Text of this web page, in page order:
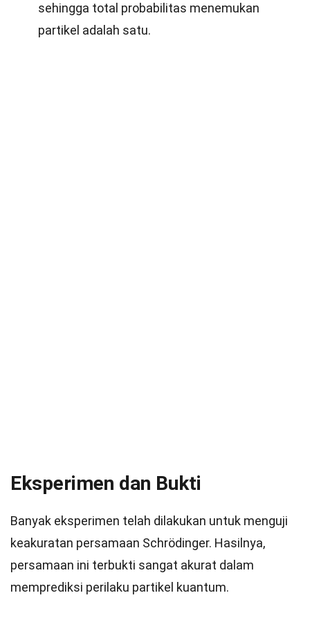
sehingga total probabilitas menemukan
partikel adalah satu.
Eksperimen dan Bukti
Banyak eksperimen telah dilakukan untuk menguji
keakuratan persamaan Schrödinger. Hasilnya,
persamaan ini terbukti sangat akurat dalam
memprediksi perilaku partikel kuantum.